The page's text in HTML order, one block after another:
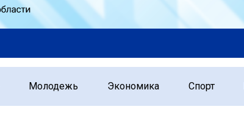
Молодежь Экономика Спорт